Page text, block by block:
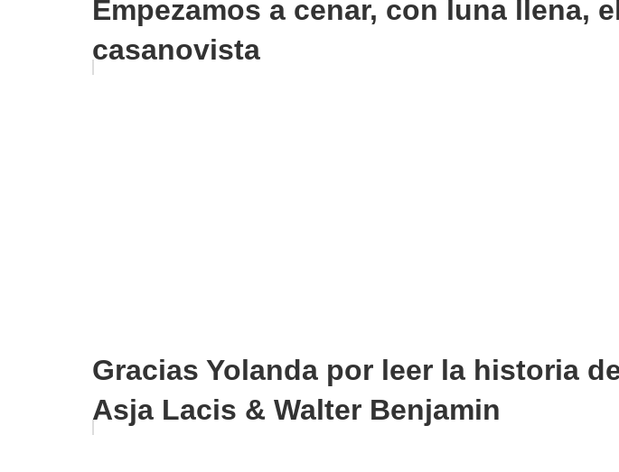
Empezamos a cenar, con luna llena,
casanovista
Gracias Yolanda por leer la historia
Asja Lacis & Walter Benjamin